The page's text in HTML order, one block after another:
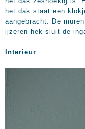
het dak staat een
aangebracht. De
ijzeren hek sluit de
Interieur